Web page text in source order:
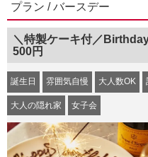
プラン / バースデー
＼特製ケーキ付／
500円
誕生日 雰囲気自慢 大人数OK
大人の隠れ家 女子会